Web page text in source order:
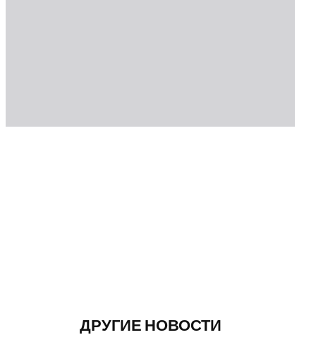
ДРУГИЕ НОВОСТИ